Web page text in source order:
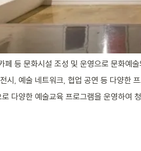
등 문화시설 조성 및 운영으로 문화예
시, 예술 네트워크, 협업 공연 등 다양한
다양한 예술교육 프로그램을 운영하여